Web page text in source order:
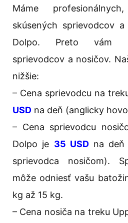
Máme
skúsených sprievodcov
Dolpo. Preto vám
sprievodcov a nosičov.
nižšie:
– Cena sprievodcu na
USD na deň (anglicky
– Cena sprievodcu
Dolpo je 35 USD na deň
sprievodca nosičom).
môže odniesť vašu
kg až 15 kg.
– Cena nosiča na treku